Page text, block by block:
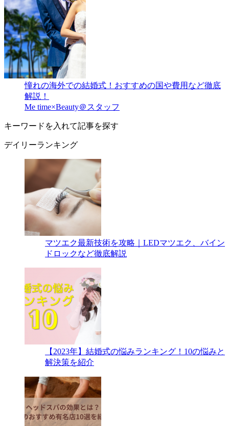
憧れの海外での結婚式！おすすめの国や費用など徹底
解説！
Me time×Beauty＠スタッフ
キーワードを入れて記事を探す
デイリーランキング
マツエク最新技術を攻略｜LEDマツエク、バイン
ドロックなど徹底解説
【2023年】結婚式の悩みランキング！10の悩みと
解決策を紹介